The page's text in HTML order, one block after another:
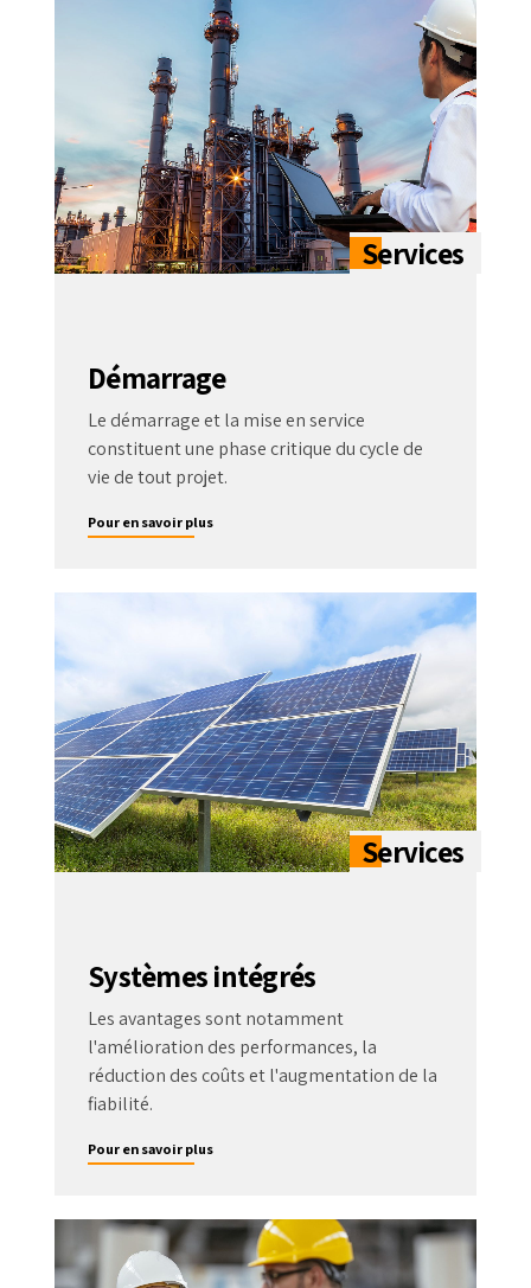
Démarrage
Le démarrage et la mise en service
constituent une phase critique du cycle de
vie de tout projet.
Pour en savoir plus
Systèmes intégrés
Les avantages sont notamment
l'amélioration des performances, la
réduction des coûts et l'augmentation de la
fiabilité.
Pour en savoir plus